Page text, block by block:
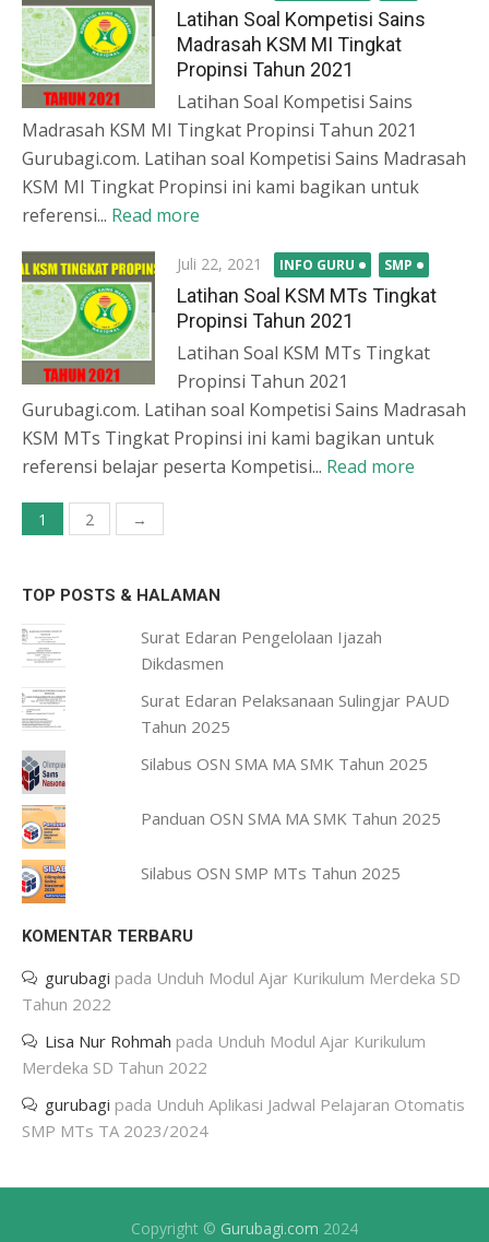
on
Latihan Soal Kompetisi Sains
Madrasah KSM MI Tingkat
Propinsi Tahun 2021
Latihan Soal Kompetisi Sains
Madrasah KSM MI Tingkat Propinsi Tahun 2021
Gurubagi.com. Latihan soal Kompetisi Sains Madrasah
KSM MI Tingkat Propinsi ini kami bagikan untuk
referensi... Read more
Posted
on
Juli 22, 2021 INFO GURU SMP
Latihan Soal KSM MTs Tingkat
Propinsi Tahun 2021
Latihan Soal KSM MTs Tingkat
Propinsi Tahun 2021
Gurubagi.com. Latihan soal Kompetisi Sains Madrasah
KSM MTs Tingkat Propinsi ini kami bagikan untuk
referensi belajar peserta Kompetisi... Read more
Paginasi
1 2 →
TOP POSTS & HALAMAN
Surat Edaran Pengelolaan Ijazah
Dikdasmen
Surat Edaran Pelaksanaan Sulingjar PAUD
Tahun 2025
Silabus OSN SMA MA SMK Tahun 2025
Panduan OSN SMA MA SMK Tahun 2025
Silabus OSN SMP MTs Tahun 2025
KOMENTAR TERBARU
gurubagi pada Unduh Modul Ajar Kurikulum Merdeka SD
Tahun 2022
Lisa Nur Rohmah pada Unduh Modul Ajar Kurikulum
Merdeka SD Tahun 2022
gurubagi pada Unduh Aplikasi Jadwal Pelajaran Otomatis
SMP MTs TA 2023/2024
Copyright © Gurubagi.com 2024